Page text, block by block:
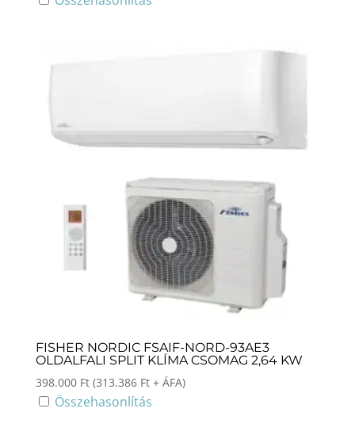
FISHER NORDIC FSAIF-NORD-93AE3
OLDALFALI SPLIT KLÍMA CSOMAG 2,64 KW
398.000 Ft (313.386 Ft+ ÁFA)
Összehasonlítás